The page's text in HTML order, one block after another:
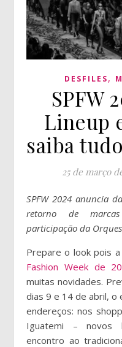
DESFILES,
SPFW
Lineup
saiba
25 de março
SPFW 2024 anuncia data e lineup. Evento conta com
retorno de
participação da
Prepare o look pois
Fashion Week de
muitas novidades.
dias 9 e 14 de abril, o
endereços: nos
Iguatemi – novos
encontro ao